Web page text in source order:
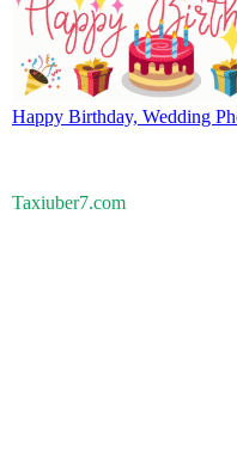
Happy Birthday, Wedding
Taxiuber7.com